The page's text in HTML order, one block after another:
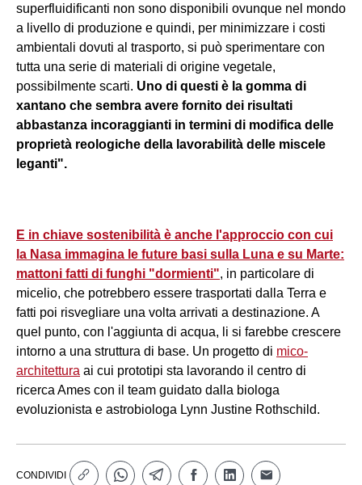
superfluidificanti non sono disponibili ovunque nel mondo
a livello di produzione e quindi, per minimizzare i costi
ambientali dovuti al trasporto, si può sperimentare con
tutta una serie di materiali di origine vegetale,
possibilmente scarti. Uno di questi è la gomma di
xantano che sembra avere fornito dei risultati
abbastanza incoraggianti in termini di modifica delle
proprietà reologiche della lavorabilità delle miscele
leganti".
E in chiave sostenibilità è anche l'approccio con cui
la Nasa immagina le future basi sulla Luna e su Marte:
mattoni fatti di funghi "dormienti", in particolare di
micelio, che potrebbero essere trasportati dalla Terra e
fatti poi risvegliare una volta arrivati a destinazione. A
quel punto, con l'aggiunta di acqua, li si farebbe crescere
intorno a una struttura di base. Un progetto di mico-
architettura ai cui prototipi sta lavorando il centro di
ricerca Ames con il team guidato dalla biologa
evoluzionista e astrobiologa Lynn Justine Rothschild.
CONDIVIDI